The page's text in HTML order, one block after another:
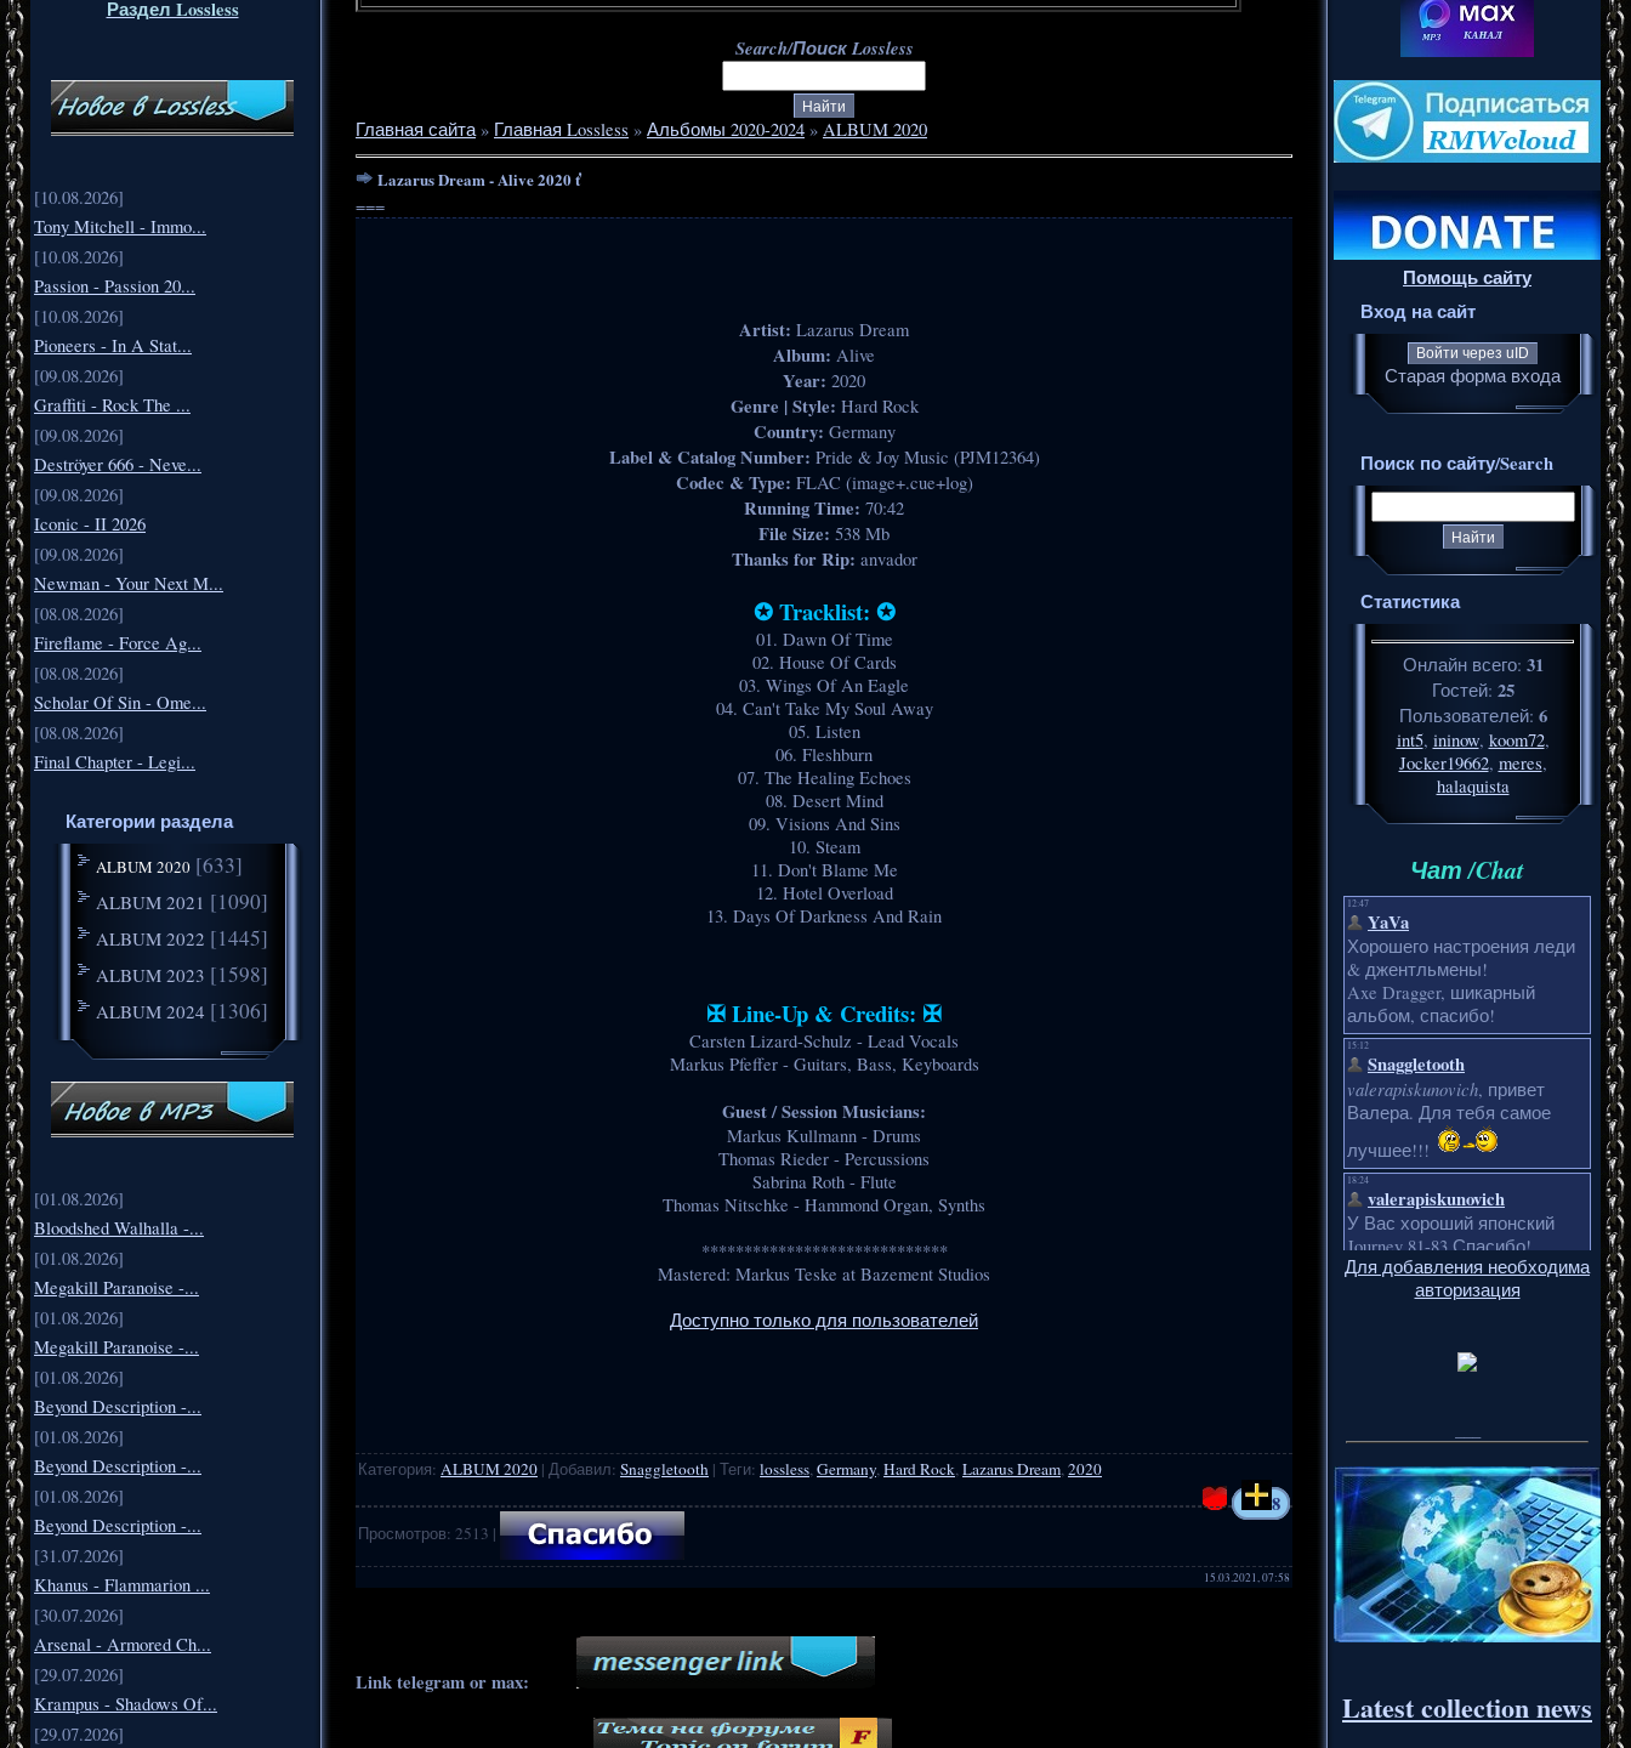
Раздел Lossless
[10.08.2026]
Tony Mitchell - Immo...
[10.08.2026]
Passion - Passion 20...
[10.08.2026]
Pioneers - In A Stat...
[09.08.2026]
Graffiti - Rock The ...
[09.08.2026]
Deströyer 666 - Neve...
[09.08.2026]
Iconic - II 2026
[09.08.2026]
Newman - Your Next M...
[08.08.2026]
Fireflame - Force Ag...
[08.08.2026]
Scholar Of Sin - Ome...
[08.08.2026]
Final Chapter - Legi...
Категории раздела
ALBUM 2020 [633]
ALBUM 2021 [1090]
ALBUM 2022 [1445]
ALBUM 2023 [1598]
ALBUM 2024 [1306]
[01.08.2026]
Bloodshed Walhalla -...
[01.08.2026]
Megakill Paranoise -...
[01.08.2026]
Megakill Paranoise -...
[01.08.2026]
Beyond Description -...
[01.08.2026]
Beyond Description -...
[01.08.2026]
Beyond Description -...
[31.07.2026]
Khanus - Flammarion ...
[30.07.2026]
Arsenal - Armored Ch...
[29.07.2026]
Krampus - Shadows Of...
[29.07.2026]
Search/Поиск Lossless
Главная сайта» Главная Lossless » Альбомы 2020-2024 » ALBUM 2020
Lazarus Dream - Alive 2020 ť
===
Artist: Lazarus Dream
Album: Alive
Year: 2020
Genre | Style: Hard Rock
Country: Germany
Label & Catalog Number: Pride & Joy Music (PJM12364)
Codec & Type: FLAC (image+.cue+log)
Running Time: 70:42
File Size: 538 Mb
Thanks for Rip: anvador
✪ Tracklist: ✪
01. Dawn Of Time
02. House Of Cards
03. Wings Of An Eagle
04. Can't Take My Soul Away
05. Listen
06. Fleshburn
07. The Healing Echoes
08. Desert Mind
09. Visions And Sins
10. Steam
11. Don't Blame Me
12. Hotel Overload
13. Days Of Darkness And Rain
✠ Line-Up & Credits: ✠
Carsten Lizard-Schulz - Lead Vocals
Markus Pfeffer - Guitars, Bass, Keyboards
Guest / Session Musicians:
Markus Kullmann - Drums
Thomas Rieder - Percussions
Sabrina Roth - Flute
Thomas Nitschke - Hammond Organ, Synths
*****************************
Mastered: Markus Teske at Bazement Studios
Доступно только для пользователей
Категория: ALBUM 2020 | Добавил: Snaggletooth | Теги: lossless,Germany,Hard Rock,Lazarus Dream,2020
8
Просмотров: 2513 |
15.03.2021, 07:58
Link telegram or max:
Помощь сайту
Вход на сайт
Войти через uID
Старая форма входа
Поиск по сайту/Search
Статистика
Онлайн всего: 31
Гостей: 25
Пользователей: 6
int5, ininow, koom72,
Jocker19662, meres,
halaquista
Чат /Chat
Для добавления необходима
авторизация
Latest collection news